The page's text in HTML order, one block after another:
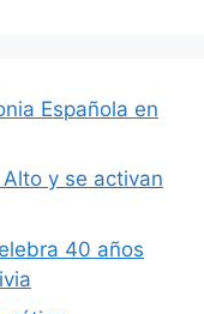
Española en
y se activan
40 años